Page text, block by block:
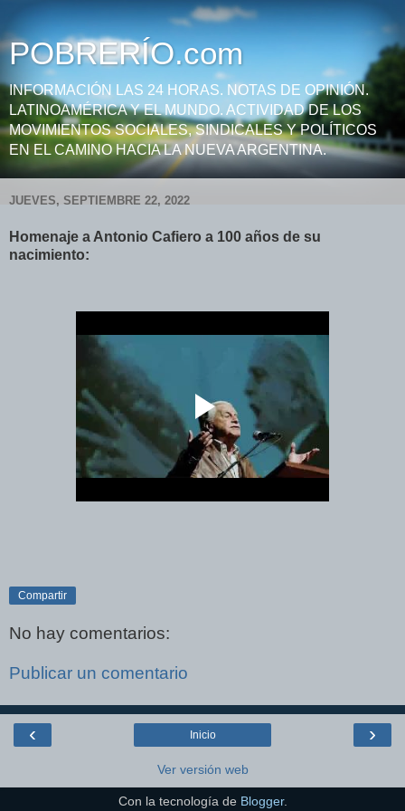
POBRERÍO.com
INFORMACIÓN LAS 24 HORAS. NOTAS DE OPINIÓN.
LATINOAMÉRICA Y EL MUNDO. ACTIVIDAD DE LOS
MOVIMIENTOS SOCIALES, SINDICALES Y POLÍTICOS
EN EL CAMINO HACIA LA NUEVA ARGENTINA.
JUEVES, SEPTIEMBRE 22, 2022
Homenaje a Antonio Cafiero a 100 años de su
nacimiento:
Compartir
No hay comentarios:
Publicar un comentario
‹ ›
Inicio
Ver versión web
Con la tecnología de Blogger.